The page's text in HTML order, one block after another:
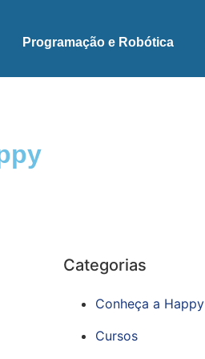
Programação e Robótica
Categorias
Conheça a Happy
Cursos